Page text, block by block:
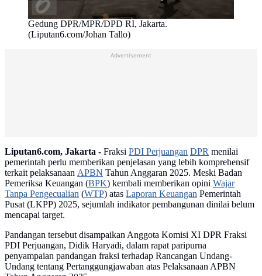
Gedung DPR/MPR/DPD RI, Jakarta.
(Liputan6.com/Johan Tallo)
Advertisement
Liputan6.com, Jakarta - Fraksi PDI Perjuangan DPR menilai
pemerintah perlu memberikan penjelasan yang lebih komprehensif
terkait pelaksanaan APBN Tahun Anggaran 2025. Meski Badan
Pemeriksa Keuangan (BPK) kembali memberikan opini Wajar
Tanpa Pengecualian (WTP) atas Laporan Keuangan Pemerintah
Pusat (LKPP) 2025, sejumlah indikator pembangunan dinilai belum
mencapai target.
Pandangan tersebut disampaikan Anggota Komisi XI DPR Fraksi
PDI Perjuangan, Didik Haryadi, dalam rapat paripurna
penyampaian pandangan fraksi terhadap Rancangan Undang-
Undang tentang Pertanggungjawaban atas Pelaksanaan APBN